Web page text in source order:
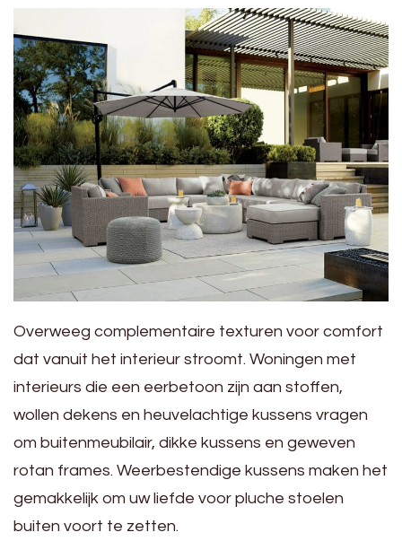
Overweeg complementaire texturen voor comfort
dat vanuit het interieur stroomt. Woningen met
interieurs die een eerbetoon zijn aan stoffen,
wollen dekens en heuvelachtige kussens vragen
om buitenmeubilair, dikke kussens en geweven
rotan frames. Weerbestendige kussens maken het
gemakkelijk om uw liefde voor pluche stoelen
buiten voort te zetten.